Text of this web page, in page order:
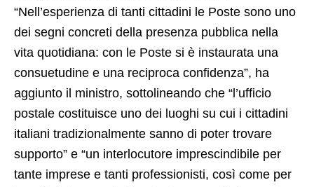
“Nell’esperienza di tanti cittadini le Poste sono uno
dei segni concreti della presenza pubblica nella
vita quotidiana: con le Poste si è instaurata una
consuetudine e una reciproca confidenza”, ha
aggiunto il ministro, sottolineando che “l’ufficio
postale costituisce uno dei luoghi su cui i cittadini
italiani tradizionalmente sanno di poter trovare
supporto” e “un interlocutore imprescindibile per
tante imprese e tanti professionisti, così come per